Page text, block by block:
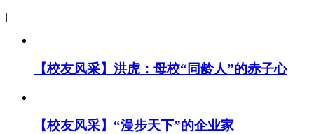
|
【校友风采】洪虎：母校“同龄人”的赤子心
【校友风采】“漫步天下”的企业家